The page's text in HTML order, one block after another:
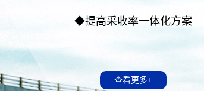
查看更多+
◆提高采收率一体化方案
查看更多+